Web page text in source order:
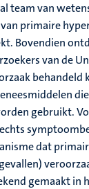
team van
primaire
Bovendien
van de
behandeld
gebruikt.
dat
gemaakt in